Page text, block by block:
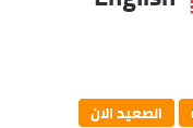
الصعيد الان